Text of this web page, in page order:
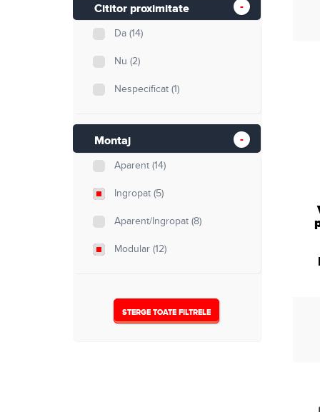
12 (1)
40 (0)
255
min. 1000
Nespecificat
Cititor proximitate
Da (14)
Nu (2)
Nespecificat (1)
Montaj
Aparent (14)
Ingropat (5)
Aparent/Ingropat (8)
Modular (12)
STERGE TOATE FILTRELE